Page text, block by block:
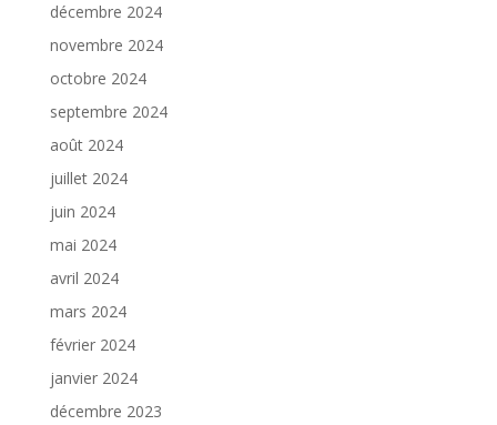
décembre 2024
novembre 2024
octobre 2024
septembre 2024
août 2024
juillet 2024
juin 2024
mai 2024
avril 2024
mars 2024
février 2024
janvier 2024
décembre 2023